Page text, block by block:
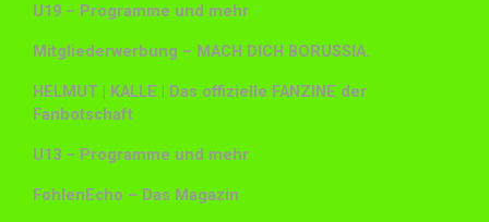
U19 – Programme und mehr
Mitgliederwerbung – MACH DICH BORUSSIA.
HELMUT | KALLE | Das offizielle FANZINE der
Fanbotschaft
U13 – Programme und mehr
FohlenEcho – Das Magazin